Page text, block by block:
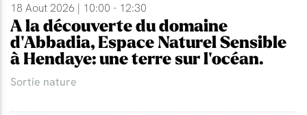
18 Aout 2026 | 10:00 - 12:30
A la découverte du domaine
d'Abbadia, Espace Naturel Sensible
à Hendaye: une terre sur l'océan.
Sortie nature